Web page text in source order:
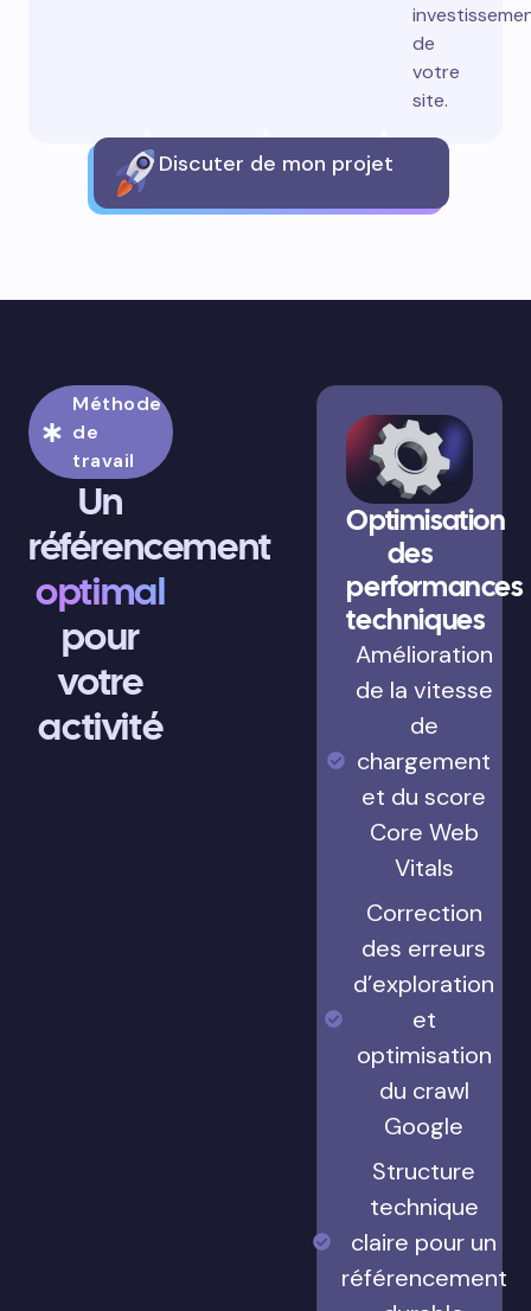
de
votre
site.
Discuter de mon projet
Méthode
de
travail
Un
référencement
optimal
pour
votre
activité
Optimisation
des
performances
techniques
Amélioration
de la vitesse
de
chargement
et du score
Core Web
Vitals
Correction
des erreurs
d’exploration
et
optimisation
du crawl
Google
Structure
technique
claire pour un
référencement